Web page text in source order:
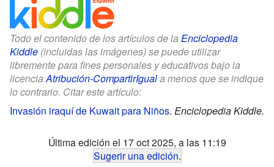
Todo el contenido de los artículos de la Enciclopedia
Kiddle (incluidas las imágenes) se puede utilizar
libremente para fines personales y educativos bajo la
licenciaAtribución-CompartirIguala menos que se indique
lo contrario. Citar este artículo:
Invasión iraquí de Kuwait para Niños. Enciclopedia Kiddle.
Última edición el 17 oct 2025, a las 11:19
Sugerir una edición.